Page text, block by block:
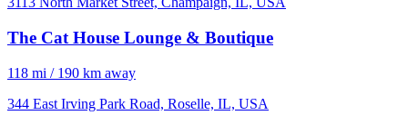
The Cat House Lounge & Boutique
118 mi / 190 km away
344 East Irving Park Road, Roselle, IL, USA